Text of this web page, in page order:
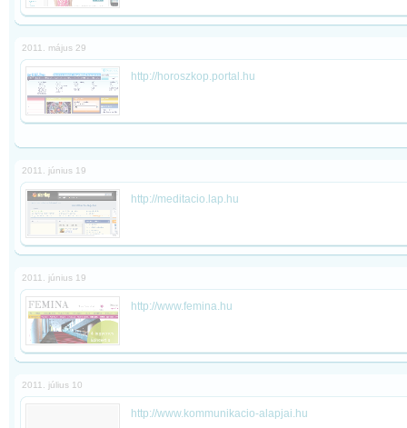
2011. május 29
http://horoszkop.portal.hu
2011. június 19
http://meditacio.lap.hu
2011. június 19
http://www.femina.hu
2011. július 10
http://www.kommunikacio-alapjai.hu